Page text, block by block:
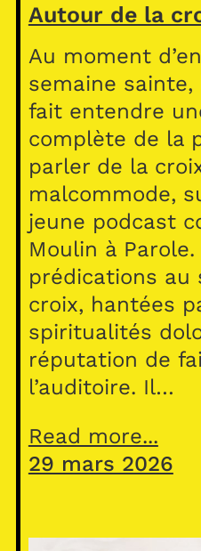
Autour de la
Au moment
semaine
fait entendre
complète de la
parler de la
malcommode,
jeune podcast
Moulin à Parole.
prédications au
croix, hantées
spiritualités
réputation de
l’auditoire. Il…
Read more...
29 mars 2026